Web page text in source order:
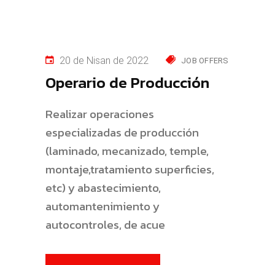
20 de Nisan de 2022 JOB OFFERS
Operario de Producción
Realizar operaciones
especializadas de producción
(laminado, mecanizado, temple,
montaje,tratamiento superficies,
etc) y abastecimiento,
automantenimiento y
autocontroles, de acue